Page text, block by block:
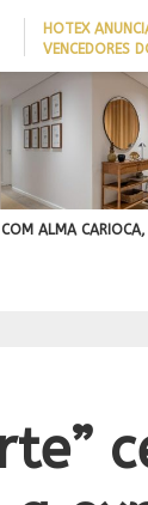
HOTEX
VENCEDORES
MAIORES
HOTELARIA
COM ALMA